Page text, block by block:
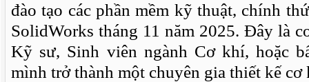
đào tạo các phần mềm kỹ thuật, chính
SolidWorks tháng 11 năm 2025. Đây là
Kỹ sư, Sinh viên ngành Cơ khí, hoặc
mình trở thành một chuyên gia thiết kế